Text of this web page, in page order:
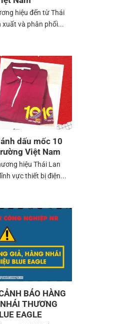
hiệu đến từ Thái
xuất và phân phối...
dấu mốc 10
Việt Nam
hiệu Thái Lan
vực thiết bị điện...
BÁO HÀNG
THƯƠNG
EAGLE